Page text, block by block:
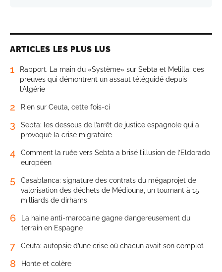
ARTICLES LES PLUS LUS
1
Rapport. La main du «Système» sur Sebta et Melilla: ces
preuves qui démontrent un assaut téléguidé depuis
l’Algérie
2 Rien sur Ceuta, cette fois-ci
3
Sebta: les dessous de l’arrêt de justice espagnole qui a
provoqué la crise migratoire
4
Comment la ruée vers Sebta a brisé l’illusion de l’Eldorado
européen
5
Casablanca: signature des contrats du mégaprojet de
valorisation des déchets de Médiouna, un tournant à 15
milliards de dirhams
6
La haine anti-marocaine gagne dangereusement du
terrain en Espagne
7 Ceuta: autopsie d’une crise où chacun avait son complot
8 Honte et colère